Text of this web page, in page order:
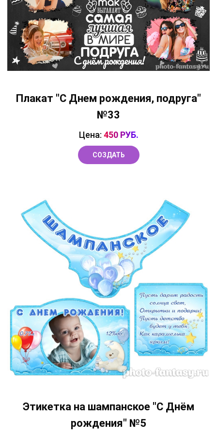
Плакат "С Днем рождения, подруга"
№33
Цена: 450 РУБ.
СОЗДАТЬ
Этикетка на шампанское "С Днём
рождения" №5